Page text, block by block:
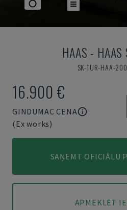
HAAS -
SK-TUR-HAA-
16.900 €
GINDUMAC CENA
(Ex works)
SAŅEMT OFICIĀLU
APMEKLĒT